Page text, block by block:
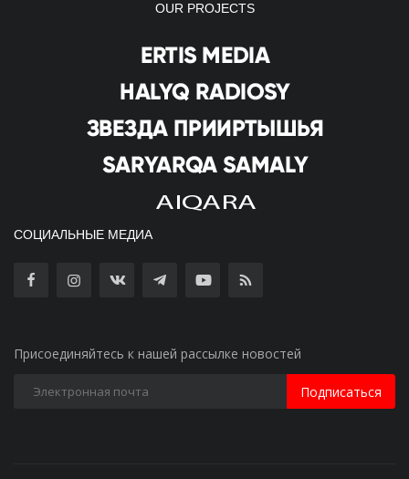
OUR PROJECTS
СОЦИАЛЬНЫЕ МЕДИА
Присоединяйтесь к нашей рассылке новостей
Подписаться